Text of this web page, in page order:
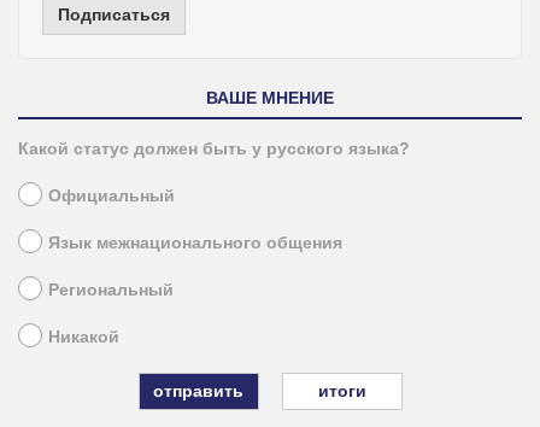
Подписаться
ВАШЕ МНЕНИЕ
Какой статус должен быть у русского языка?
Официальный
Язык межнационального общения
Региональный
Никакой
итоги